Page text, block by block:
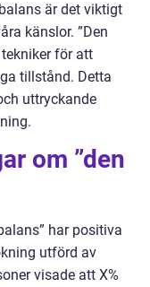
är det viktigt
känslor. ”Den
för att
tillstånd. Detta
uttryckande
om ”den
har positiva
utförd av
visade att X%